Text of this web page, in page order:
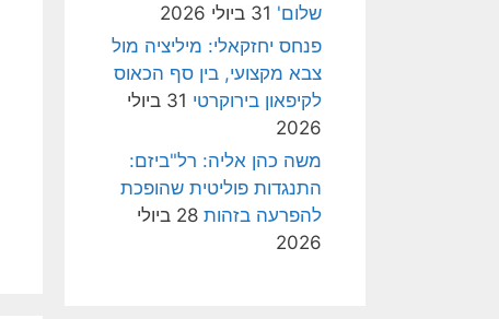
שלום' 31 ביולי 2026
פנחס יחזקאלי: מיליציה מול
צבא מקצועי, בין סף הכאוס
לקיפאון בירוקרטי
31 ביולי
2026
משה כהן אליה: רל"ביזם:
התנגדות פוליטית שהופכת
להפרעה בזהות
28 ביולי
2026